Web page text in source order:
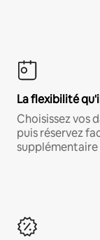
La flexibilité
Choisissez vos
puis réservez